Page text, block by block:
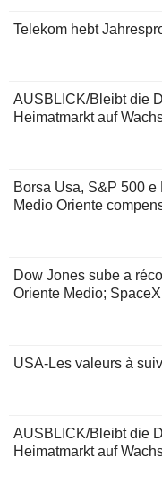
Telekom hebt
AUSBLICK/Bleibt die
Heimatmarkt auf
Borsa Usa, S&P 500
Medio Oriente
Dow Jones sube a
Oriente Medio;
USA-Les valeurs à
AUSBLICK/Bleibt die
Heimatmarkt auf